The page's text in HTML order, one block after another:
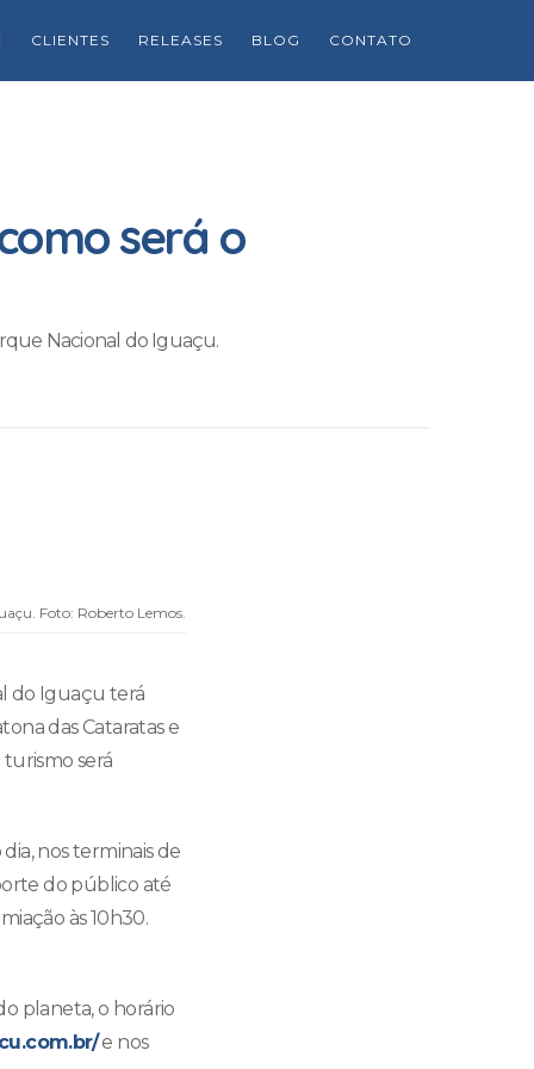
CLIENTES RELEASES BLOG CONTATO
será o
Nacional do Iguaçu.
Foto: Roberto Lemos.
do Iguaçu terá
das Cataratas e
será
nos terminais de
do público até
às 10h30.
planeta, o horário
e nos